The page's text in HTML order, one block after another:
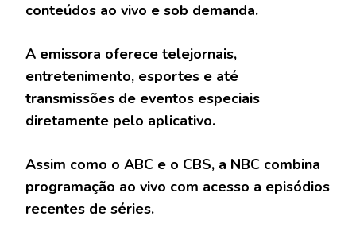
conteúdos ao vivo e sob demanda.
A emissora oferece telejornais,
entretenimento, esportes e até
transmissões de eventos especiais
diretamente pelo aplicativo.
Assim como o ABC e o CBS, a NBC combina
programação ao vivo com acesso a episódios
recentes de séries.